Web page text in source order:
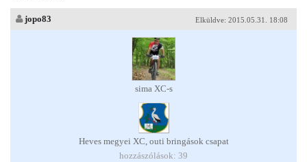
Elküldve: 2015.05.31. 18:08
jopo83
sima XC-s
Heves megyei XC, outi bringások csapat
hozzászólások: 39